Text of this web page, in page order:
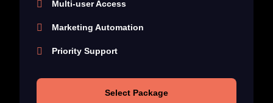
Multi-user Access
Marketing Automation
Priority Support
Select Package